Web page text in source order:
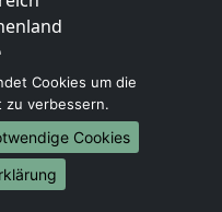
Cookies um die
zu verbessern.
Cookies